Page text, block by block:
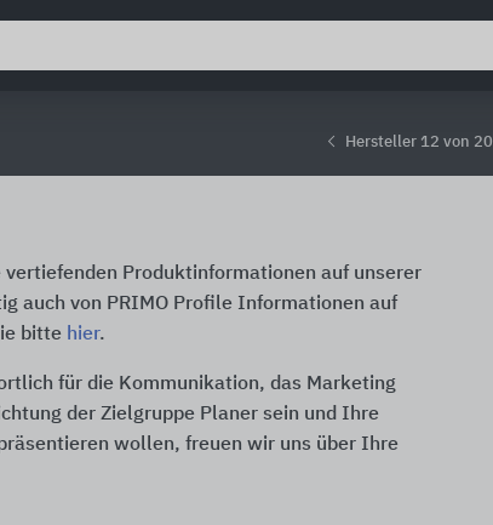
Hersteller 12 von 20
Produktinformationen auf unserer
auch von PRIMO Profile Informationen auf
bitte hier.
für die Kommunikation, das Marketing
der Zielgruppe Planer sein und Ihre
wollen, freuen wir uns über Ihre